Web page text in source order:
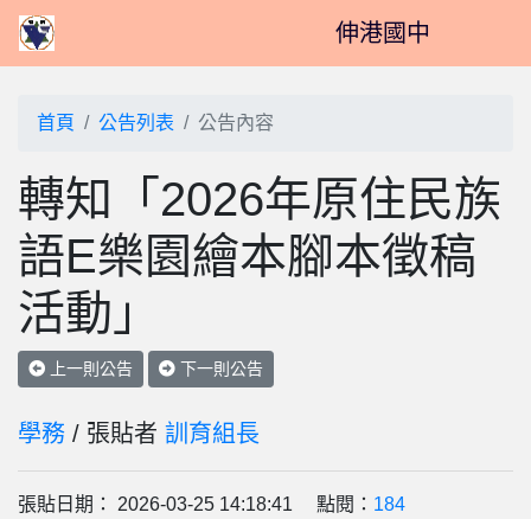
伸港國中
首頁 公告列表 公告內容
轉知「2026年原住民族
語E樂園繪本腳本徵稿
活動」
上一則公告 下一則公告
學務 / 張貼者 訓育組長
張貼日期： 2026-03-25 14:18:41 點閱： 184